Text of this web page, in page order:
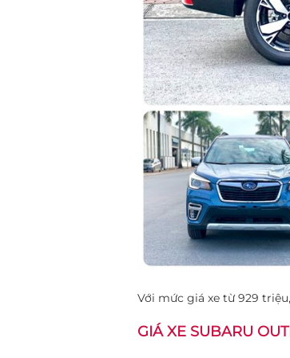
Với mức giá xe từ 929
GIÁ XE SUBARU